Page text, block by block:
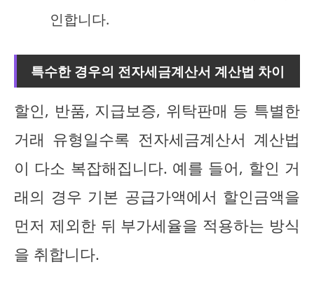
인합니다.
특수한 경우의 전자세금계산서 계산법 차이
할인, 반품, 지급보증, 위탁판매 등 특별한
거래 유형일수록 전자세금계산서 계산법
이 다소 복잡해집니다. 예를 들어, 할인 거
래의 경우 기본 공급가액에서 할인금액을
먼저 제외한 뒤 부가세율을 적용하는 방식
을 취합니다.